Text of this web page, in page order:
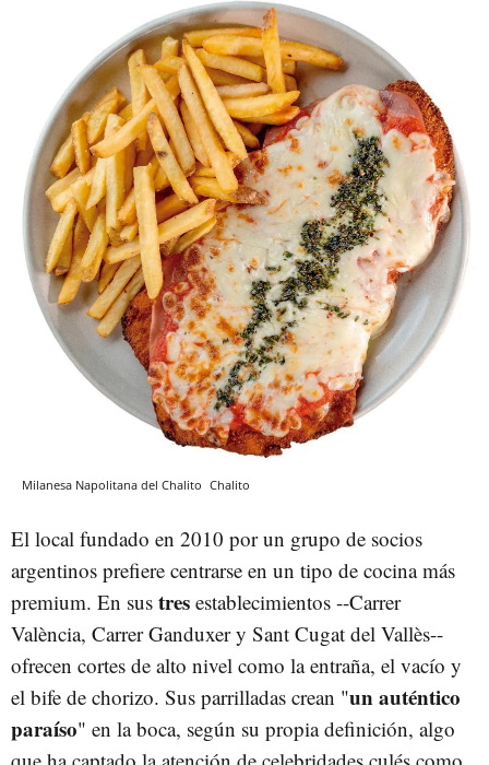
Milanesa Napolitana del Chalito Chalito
El local fundado en 2010 por un grupo de socios
argentinos prefiere centrarse en un tipo de cocina más
premium. En sus tres establecimientos --Carrer
València, Carrer Ganduxer y Sant Cugat del Vallès--
ofrecen cortes de alto nivel como la entraña, el vacío y
el bife de chorizo. Sus parrilladas crean "un auténtico
paraíso" en la boca, según su propia definición, algo